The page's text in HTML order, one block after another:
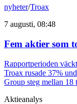
nyheter/Troax
7 augusti, 08:48
Fem aktier som
Rapportperioden
Troax rusade 37%
Group steg mellan 18
Aktieanalys